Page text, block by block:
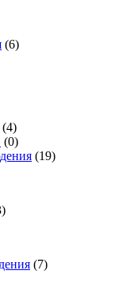
(6)
(4)
(0)
(19)
(7)